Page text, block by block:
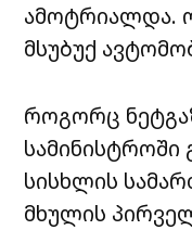
ამოტრიალდა.
მსუბუქ
როგორც
სამინისტროში
სისხლის
მხულის